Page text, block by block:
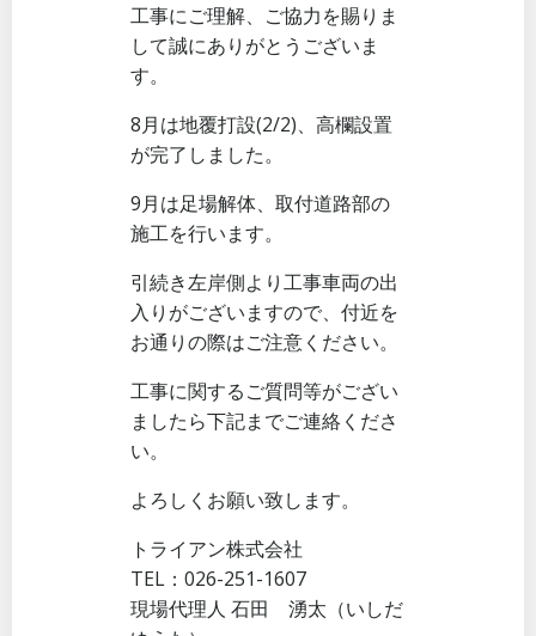
工事にご理解、ご協力を賜りま
して誠にありがとうございま
す。
8月は地覆打設(2/2)、高欄設置
が完了しました。
9月は足場解体、取付道路部の
施工を行います。
引続き左岸側より工事車両の出
入りがございますので、付近を
お通りの際はご注意ください。
工事に関するご質問等がござい
ましたら下記までご連絡くださ
い。
よろしくお願い致します。
トライアン株式会社
TEL：026-251-1607
現場代理人 石田 湧太（いしだ